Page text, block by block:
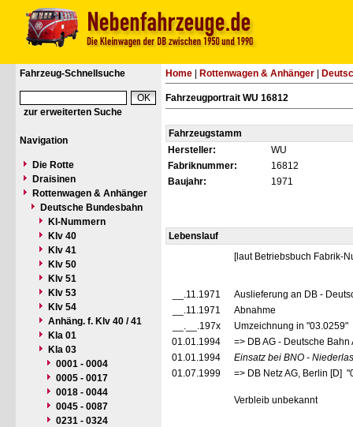
Fahrzeug-Schnellsuche
zur erweiterten Suche
Navigation
Die Rotte
Draisinen
Rottenwagen & Anhänger
Deutsche Bundesbahn
Kl-Nummern
Klv 40
Klv 41
Klv 50
Klv 51
Klv 53
Klv 54
Anhäng. f. Klv 40 / 41
Kla 01
Kla 03
0001 - 0004
0005 - 0017
0018 - 0044
0045 - 0087
0231 - 0324
Home Rottenwagen & Anhänger
Fahrzeugportrait WU 16812
Fahrzeugstamm
Hersteller:
WU
Fabriknummer:
16812
Baujahr:
1971
Lebenslauf
[laut Betriebsbuch Fabrik-
__.11.1971
Auslieferung an DB -
__.11.1971
Abnahme
__.__.197x
Umzeichnung in "03.0259"
01.01.1994
=> DB AG - Deutsche
01.01.1994
Einsatz bei BNO -
01.07.1999
=> DB Netz AG, Berlin [D]
Verbleib unbekannt